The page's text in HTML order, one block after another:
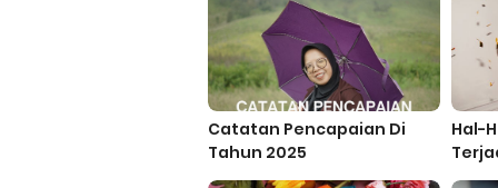
Catatan Pencapaian Di
Tahun 2025
Hal-
2024